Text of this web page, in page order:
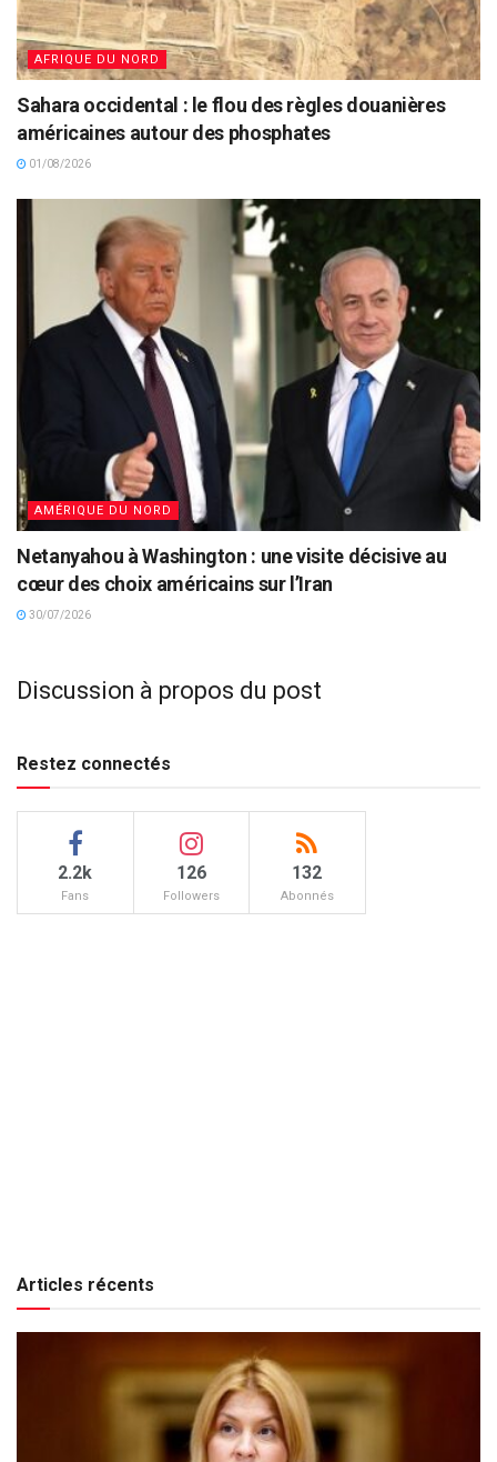
AFRIQUE DU NORD
Sahara occidental : le flou des règles douanières
américaines autour des phosphates
01/08/2026
AMÉRIQUE DU NORD
Netanyahou à Washington : une visite décisive au
cœur des choix américains sur l’Iran
30/07/2026
Discussion à propos du post
Restez connectés
2.2k
Fans
126
Followers
132
Abonnés
Articles récents